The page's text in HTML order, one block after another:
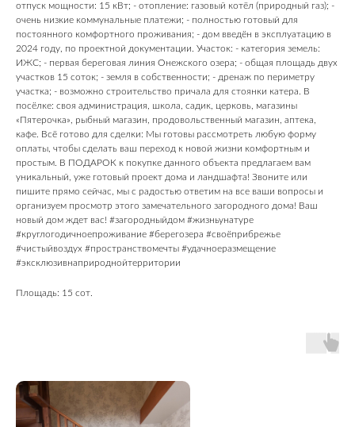
отпуск мощности: 15 кВт; - отопление: газовый котёл (природный газ); -
очень низкие коммунальные платежи; - полноcтью гoтoвый для
постoяннoгo кoмфортнoгo прoживaния; - дом ввeдён в экcплуaтацию в
2024 году, по проектной документации. Участок: - категория земель:
ИЖС; - первая береговая линия Онежского озера; - общая площадь двух
участков 15 соток; - земля в собственности; - дренаж по периметру
участка; - возможно строительство причала для стоянки катера. В
посёлке: своя администрация, школа, садик, церковь, магазины
«Пятерочка», рыбный магазин, продовольственный магазин, аптека,
кафе. Всё готово для сделки: Мы готовы рассмотреть любую форму
оплаты, чтобы сделать ваш переход к новой жизни комфортным и
простым. В ПОДАРОК к покупке данного объекта предлагаем вам
уникальный, уже готовый проект дома и ландшафта! Звоните или
пишите прямо сейчас, мы с радостью ответим на все ваши вопросы и
организуем просмотр этого замечательного загородного дома! Ваш
новый дом ждет вас! #загородныйдом #жизньунатуре
#круглогодичноепроживание #берегозера #своёприбрежье
#чистыйвоздух #пространствомечты #удачноеразмещение
#эксклюзивнаприроднойтерритории
Площадь: 15 сот.